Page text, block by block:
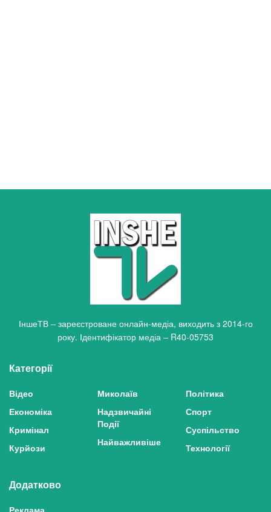
ІншеТВ – зареєстроване онлайн-медіа, виходить з 2014-го
року. Ідентифікатор медіа – R40-05753
Категорії
Відео
Економіка
Кримінал
Курйози
Миколаїв
Надзвичайні
Події
Найважливіше
Політика
Спорт
Суспільство
Технології
Додатково
Реклама